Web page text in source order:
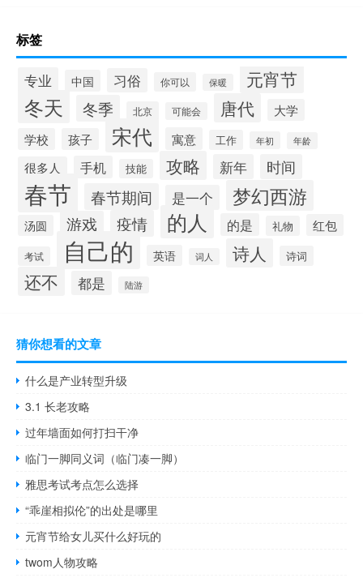
标签
专业 中国 习俗 你可以 保暖 元宵节
冬天 冬季 北京 可能会 唐代
大学
学校
孩子 宋代 寓意 工作 年初 年龄
很多人 手机 技能 攻略 新年 时间
春节 春节期间 是一个 梦幻西游
汤圆 游戏 疫情 的人 的是 礼物 红包
考试 自己的 英语 词人 诗人 诗词
还不 都是 陆游
猜你想看的文章
什么是产业转型升级
3.1 长老攻略
过年墙面如何打扫干净
临门一脚同义词（临门凑一脚）
雅思考试考点怎么选择
“乖崖相拟伦”的出处是哪里
元宵节给女儿买什么好玩的
twom人物攻略